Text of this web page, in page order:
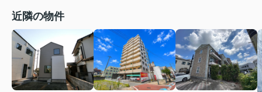
近隣の物件